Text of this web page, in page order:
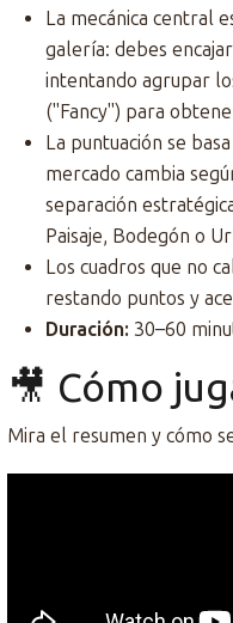
La mecánica central
galería: debes
intentando agrupar
("Fancy") para
La puntuación se
mercado cambia
separación
Paisaje, Bodegón o
Los cuadros que no
restando puntos y
Duración: 30–60
🎥 Cómo
Mira el resumen y cómo